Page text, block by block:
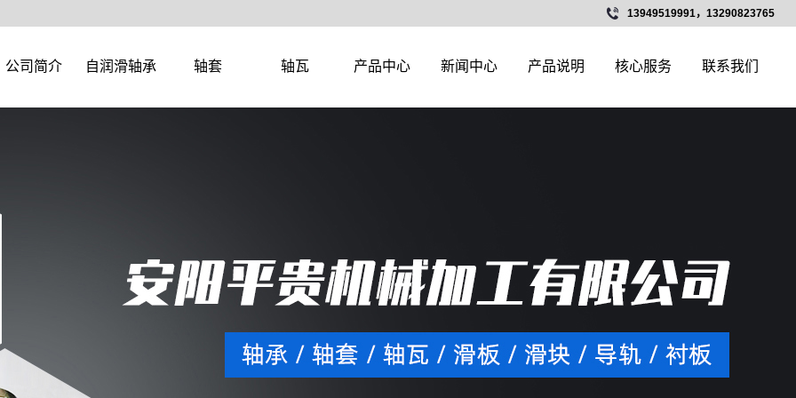
13949519991，13290823765
公司简介 自润滑轴承 轴套 轴瓦 产品中心 新闻中心 产品说明 核心服务 联系我们